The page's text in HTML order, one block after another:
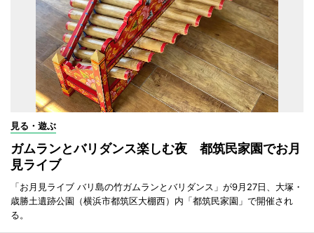
見る・遊ぶ
ガムランとバリダンス楽しむ夜 都筑民家園でお月
見ライブ
「お月見ライブ バリ島の竹ガムランとバリダンス」が9月27日、大塚・
歳勝土遺跡公園（横浜市都筑区大棚西）内「都筑民家園」で開催され
る。